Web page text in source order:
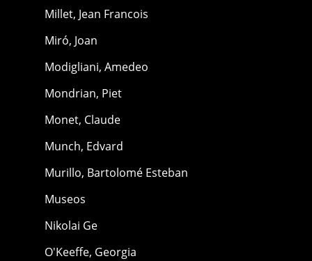
Millet, Jean Francois
Miró, Joan
Modigliani, Amedeo
Mondrian, Piet
Monet, Claude
Munch, Edvard
Murillo, Bartolomé Esteban
Museos
Nikolai Ge
O'Keeffe, Georgia